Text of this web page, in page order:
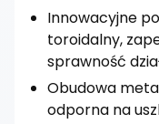
Innowacyjne
toroidalny,
sprawność
Obudowa
odporna na